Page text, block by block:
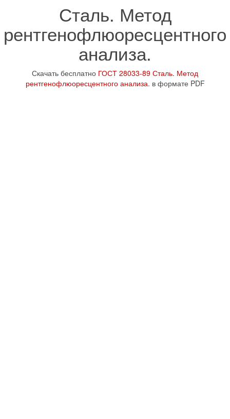
Сталь. Метод
рентгенофлюоресцентного
анализа.
Скачать бесплатно ГОСТ 28033-89 Сталь. Метод
рентгенофлюоресцентного анализа. в формате PDF